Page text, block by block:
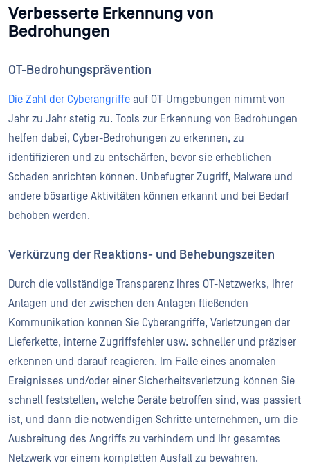
Verbesserte Erkennung von
Bedrohungen
OT-Bedrohungsprävention
Die Zahl der Cyberangriffe auf OT-Umgebungen nimmt von
Jahr zu Jahr stetig zu. Tools zur Erkennung von Bedrohungen
helfen dabei, Cyber-Bedrohungen zu erkennen, zu
identifizieren und zu entschärfen, bevor sie erheblichen
Schaden anrichten können. Unbefugter Zugriff, Malware und
andere bösartige Aktivitäten können erkannt und bei Bedarf
behoben werden.
Verkürzung der Reaktions- und Behebungszeiten
Durch die vollständige Transparenz Ihres OT-Netzwerks, Ihrer
Anlagen und der zwischen den Anlagen fließenden
Kommunikation können Sie Cyberangriffe, Verletzungen der
Lieferkette, interne Zugriffsfehler usw. schneller und präziser
erkennen und darauf reagieren. Im Falle eines anomalen
Ereignisses und/oder einer Sicherheitsverletzung können Sie
schnell feststellen, welche Geräte betroffen sind, was passiert
ist, und dann die notwendigen Schritte unternehmen, um die
Ausbreitung des Angriffs zu verhindern und Ihr gesamtes
Netzwerk vor einem kompletten Ausfall zu bewahren.